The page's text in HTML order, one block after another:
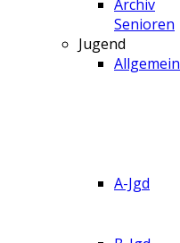
Archiv
Senioren
Jugend
Allgemein
A-Jgd